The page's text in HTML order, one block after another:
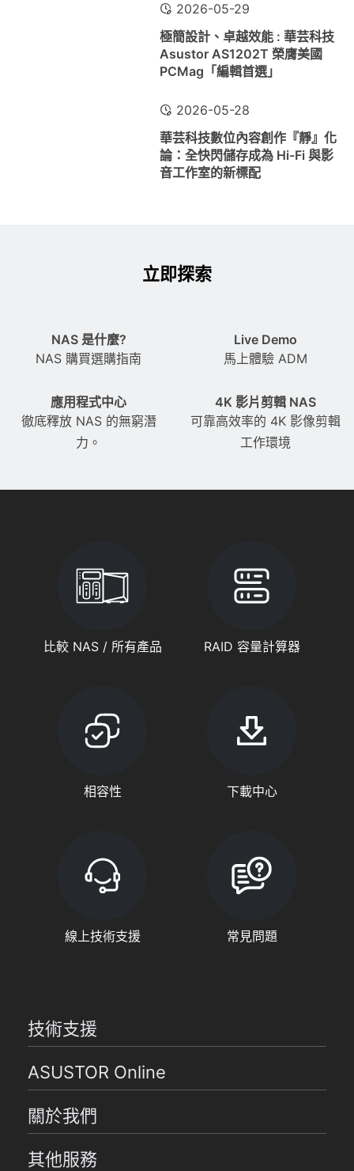
2026-05-29
極簡設計、卓越效能 : 華芸科技
Asustor AS1202T 榮膺美國
PCMag「編輯首選」
2026-05-28
華芸科技數位內容創作『靜』化
論：全快閃儲存成為 Hi-Fi 與影
音工作室的新標配
立即探索
NAS 是什麼?
NAS 購買選購指南
Live Demo
馬上體驗 ADM
應用程式中心
徹底釋放 NAS 的無窮潛
力。
4K 影片剪輯 NAS
可靠高效率的 4K 影像剪輯
工作環境
比較 NAS / 所有產品 RAID 容量計算器
相容性 下載中心
線上技術支援 常見問題
技術支援
ASUSTOR Online
關於我們
其他服務